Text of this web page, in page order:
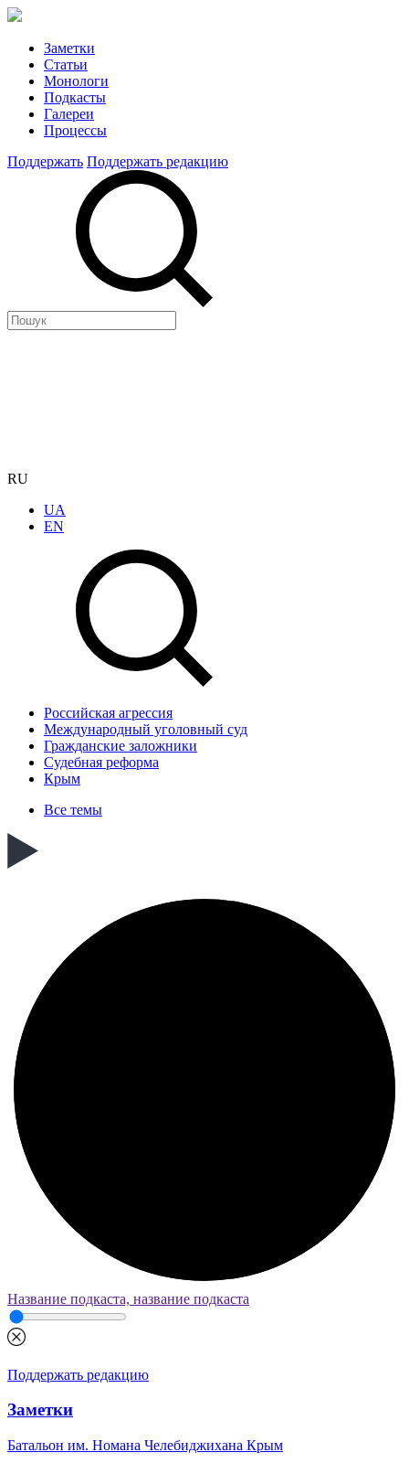
Заметки
Статьи
Монологи
Подкасты
Галереи
Процессы
Поддержать Поддержать редакцию
RU
UA
EN
Российская агрессия
Международный уголовный суд
Гражданские заложники
Судебная реформа
Крым
Все темы
Название подкаста, название подкаста
Поддержать редакцию
Заметки
Батальон им. Номана Челебиджихана Крым